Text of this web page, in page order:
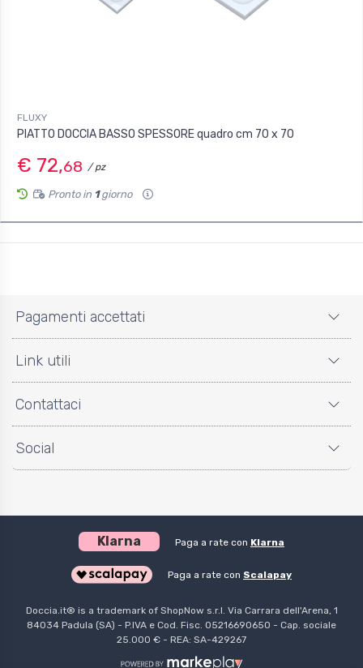
FLUXY
PIATTO DOCCIA BASSO SPESSORE quadro cm 70 x 70
€ 72,68 / pz
Pronto in 1giorno
Pagamenti accettati
Link utili
Contattaci
Social
Klarna Paga a rate con Klarna
Paga a rate con Scalapay
Doccia.it® is a trademark of ShopNow s.r.l. Via Carrara dell'Arena, 1
84034 Padula (SA) - P.IVA e Cod. Fisc. 05216690650 - Cap. sociale
25.000 € - REA: SA-429267